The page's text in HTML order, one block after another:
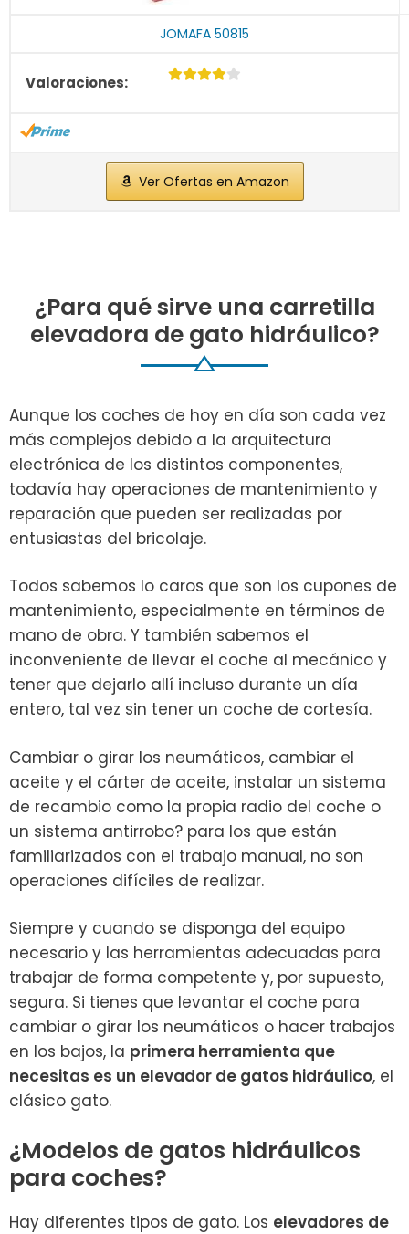
JOMAFA 50815
Ver Ofertas en Amazon
¿Para qué sirve una carretilla
elevadora de gato hidráulico?
Aunque los coches de hoy en día son cada vez
más complejos debido a la arquitectura
electrónica de los distintos componentes,
todavía hay operaciones de mantenimiento y
reparación que pueden ser realizadas por
entusiastas del bricolaje.
Todos sabemos lo caros que son los cupones de
mantenimiento, especialmente en términos de
mano de obra. Y también sabemos el
inconveniente de llevar el coche al mecánico y
tener que dejarlo allí incluso durante un día
entero, tal vez sin tener un coche de cortesía.
Cambiar o girar los neumáticos, cambiar el
aceite y el cárter de aceite, instalar un sistema
de recambio como la propia radio del coche o
un sistema antirrobo? para los que están
familiarizados con el trabajo manual, no son
operaciones difíciles de realizar.
Siempre y cuando se disponga del equipo
necesario y las herramientas adecuadas para
trabajar de forma competente y, por supuesto,
segura. Si tienes que levantar el coche para
cambiar o girar los neumáticos o hacer trabajos
en los bajos, la primera herramienta que
necesitas es un elevador de gatos hidráulico, el
clásico gato.
¿Modelos de gatos hidráulicos
para coches?
Hay diferentes tipos de gato. Los elevadores de